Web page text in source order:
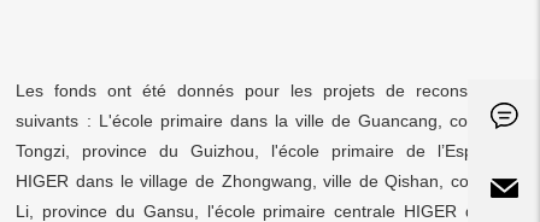
Les fonds ont été donnés pour les projets de reconstruction
suivants : L'école primaire dans la ville de Guancang, comté de
Tongzi, province du Guizhou, l'école primaire de l’Espoir de
HIGER dans le village de Zhongwang, ville de Qishan, comté de
Li, province du Gansu, l'école primaire centrale HIGER dans la